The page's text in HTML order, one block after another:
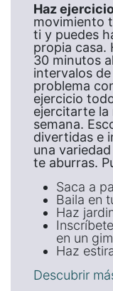
Haz
movimiento
ti y puedes
propia casa.
30 minutos
intervalos
problema
ejercicio
ejercitarte la
semana.
divertidas e
una
te aburras.
Saca a
Baila en
Haz
en un
Haz
Descubrir